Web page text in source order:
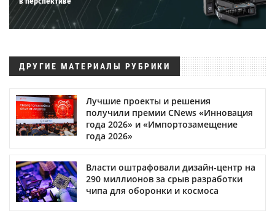
ДРУГИЕ МАТЕРИАЛЫ РУБРИКИ
Лучшие проекты и решения
получили премии CNews «Инновация
года 2026» и «Импортозамещение
года 2026»
Власти оштрафовали дизайн-центр на
290 миллионов за срыв разработки
чипа для оборонки и космоса